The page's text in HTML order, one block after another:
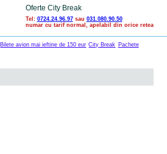
Oferte City Break
Tel: 0724.24.96.97sau 031.080.90.50
numar cu tarif normal, apelabil din orice retea
Bilete avion mai ieftine de 150 eur City Break Pachete